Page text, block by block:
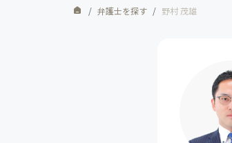
/ 弁護士を探す / 野村 茂雄